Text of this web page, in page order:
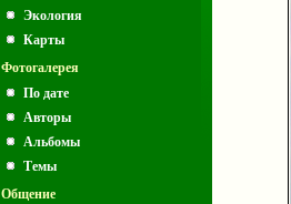
Экология
Карты
Фотогалерея
По дате
Авторы
Альбомы
Темы
Общение